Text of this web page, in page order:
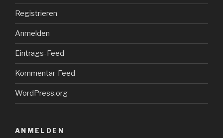
Registrieren
Anmelden
Eintrags-Feed
Kommentar-Feed
WordPress.org
ANMELDEN